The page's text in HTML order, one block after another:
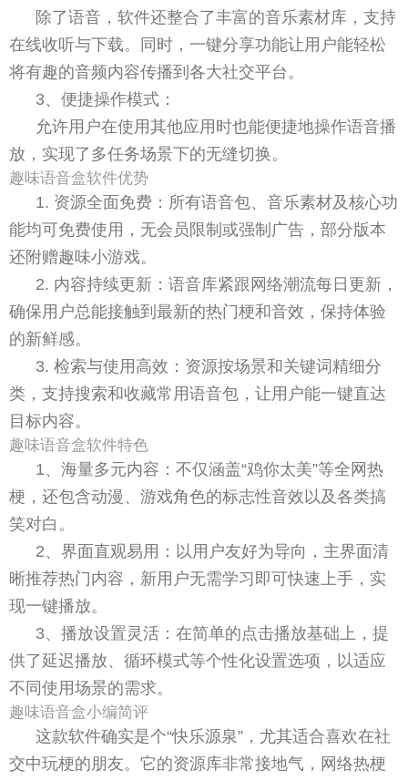
除了语音，软件还整合了丰富的音乐素材库，支持
在线收听与下载。同时，一键分享功能让用户能轻松
将有趣的音频内容传播到各大社交平台。
3、便捷操作模式：
允许用户在使用其他应用时也能便捷地操作语音播
放，实现了多任务场景下的无缝切换。
趣味语音盒软件优势
1. 资源全面免费：所有语音包、音乐素材及核心功
能均可免费使用，无会员限制或强制广告，部分版本
还附赠趣味小游戏。
2. 内容持续更新：语音库紧跟网络潮流每日更新，
确保用户总能接触到最新的热门梗和音效，保持体验
的新鲜感。
3. 检索与使用高效：资源按场景和关键词精细分
类，支持搜索和收藏常用语音包，让用户能一键直达
目标内容。
趣味语音盒软件特色
1、海量多元内容：不仅涵盖“鸡你太美”等全网热
梗，还包含动漫、游戏角色的标志性音效以及各类搞
笑对白。
2、界面直观易用：以用户友好为导向，主界面清
晰推荐热门内容，新用户无需学习即可快速上手，实
现一键播放。
3、播放设置灵活：在简单的点击播放基础上，提
供了延迟播放、循环模式等个性化设置选项，以适应
不同使用场景的需求。
趣味语音盒小编简评
这款软件确实是个“快乐源泉”，尤其适合喜欢在社
交中玩梗的朋友。它的资源库非常接地气，网络热梗